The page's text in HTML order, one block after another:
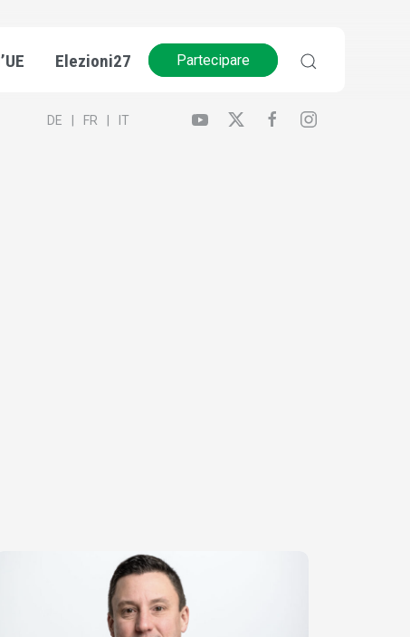
Elezioni27 Partecipare
DE FR IT